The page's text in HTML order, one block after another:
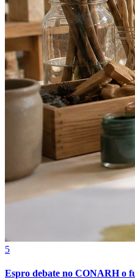
5
Espro debate no CONARH o